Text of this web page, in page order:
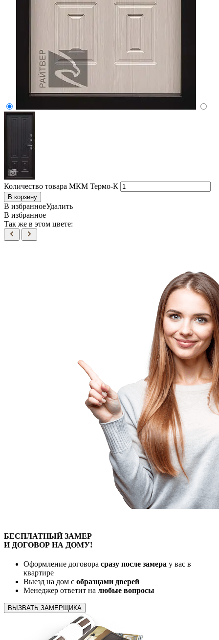
Количество товара МКМ Термо-К
В корзину
В избранноеУдалить
В избранное
Так же в этом цвете:
БЕСПЛАТНЫЙЗАМЕР
И ДОГОВОР НА ДОМУ!
Оформление договора сразу после замера у вас в
квартире
Выезд на дом с образцами дверей
Менеджер ответит на любые вопросы
ВЫЗВАТЬ ЗАМЕРЩИКА